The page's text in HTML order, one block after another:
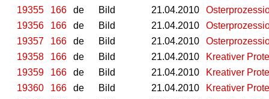
19355
166 de Bild 21.04.2010
19356
166 de Bild 21.04.2010
19357
166 de Bild 21.04.2010
19358
166 de Bild 21.04.2010
Kreativer
19359
166 de Bild 21.04.2010
Kreativer
19360
166 de Bild 21.04.2010
Kreativer